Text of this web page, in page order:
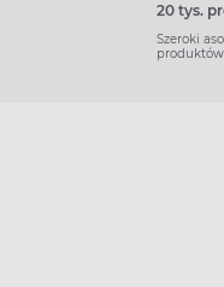
20 tys.
Szeroki
produktów